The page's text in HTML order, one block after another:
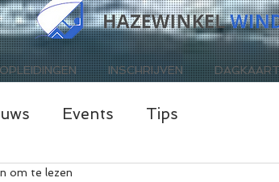
OPLEIDINGEN INSCHRIJVEN DAGKAART
Events Tips
om te lezen